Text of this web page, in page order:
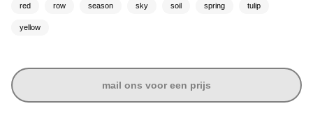
red row season sky soil spring tulip
yellow
mail ons voor een prijs